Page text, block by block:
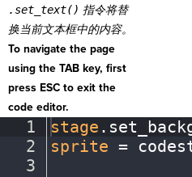
.set_text() 指令将替
换当前文本框中的内容。
To navigate the page
using the TAB key, first
press ESC to exit the
code editor.
1
2
3
stage .
sprite =